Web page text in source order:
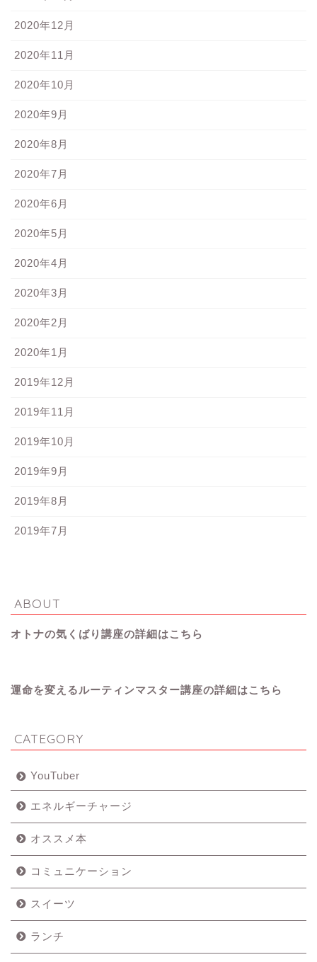
2020年12月
2020年11月
2020年10月
2020年9月
2020年8月
2020年7月
2020年6月
2020年5月
2020年4月
2020年3月
2020年2月
2020年1月
2019年12月
2019年11月
2019年10月
2019年9月
2019年8月
2019年7月
ABOUT
オトナの気くばり講座の詳細はこちら
運命を変えるルーティンマスター講座の詳細はこちら
CATEGORY
YouTuber
エネルギーチャージ
オススメ本
コミュニケーション
スイーツ
ランチ